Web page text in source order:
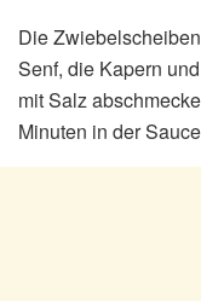
Die
Senf, die Kapern
mit Salz
Minuten in der